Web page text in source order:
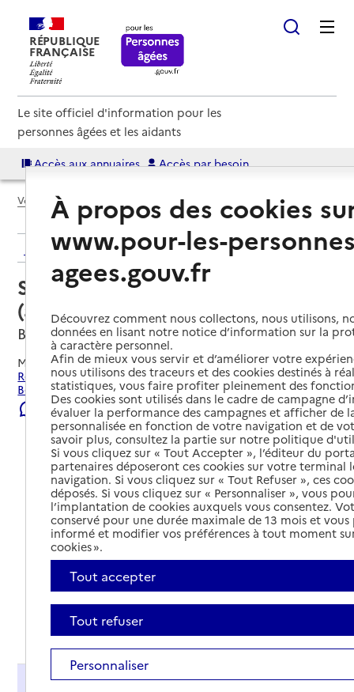
RÉPUBLIQUE
FRANÇAISE
Le site officiel d'information pour les
personnes âgées et les aidants
Accès aux annuaires Accès par besoin
Voir le fil d’Ariane
Retour aux résultats de l'annuaire
Service autonomie à domicile
(aide) – Pro séniors
Bordeaux, GIRONDE
Mis à jour le22/07/2026
Rechercher les établissements et services autour de
Bordeaux.
Signaler une erreur
Présentation
À propos des cookies
www.pour-les-
agees.gouv.fr
Découvrez comment nous collectons, nous utilisons,
données en lisant notre notice d’information sur la
à caractère personnel.
Afin de mieux vous servir et d’améliorer votre
nous utilisons des traceurs et des cookies destinés à
statistiques, vous faire profiter pleinement des
Des cookies sont utilisés dans le cadre de campagne
évaluer la performance des campagnes et afficher de
personnalisée en fonction de votre navigation et de
savoir plus, consultez la partie sur notre politique
Si vous cliquez sur « Tout Accepter », l’éditeur du
partenaires déposeront ces cookies sur votre terminal
navigation. Si vous cliquez sur « Tout Refuser », ces
déposés. Si vous cliquez sur « Personnaliser », vous
l’implantation de cookies auxquels vous consentez.
conservé pour une durée maximale de 13 mois et
informé et modifier vos préférences à tout moment
cookies ».
Tout accepter
Tout refuser
Personnaliser